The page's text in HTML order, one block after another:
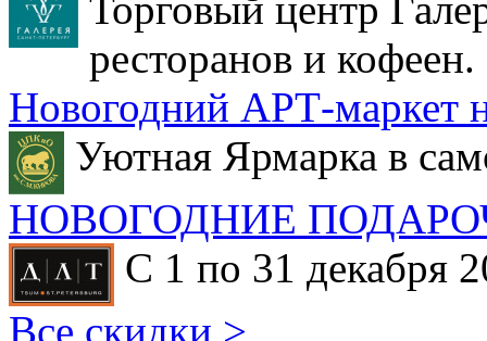
ресторанов и кофеен.
Новогодний АРТ-маркет
Уютная Ярмарка в
НОВОГОДНИЕ
С 1 по 31 декабря
Все скидки >